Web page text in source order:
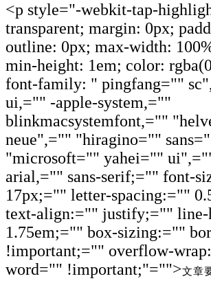
<p style="-webkit-tap-
transparent; margin: 0px;
outline: 0px; max-width:
min-height: 1em; color:
font-family: " pingfang=""
ui,="" -apple-system,=""
blinkmacsystemfont,=""
neue",="" "hiragino=""
"microsoft="" yahei=""
arial,="" sans-serif;="" font-
17px;="" letter-spacing:=""
text-align:="" justify;=""
1.75em;="" box-sizing:=""
!important;="" overflow-
word="" !important;"="">文章